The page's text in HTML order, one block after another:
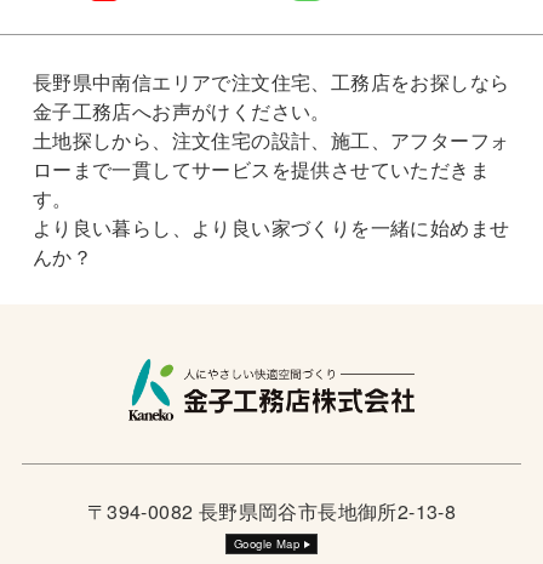
長野県中南信エリアで注文住宅、工務店をお探しなら
金子工務店へお声がけください。
土地探しから、注文住宅の設計、施工、アフターフォ
ローまで一貫してサービスを提供させていただきま
す。
より良い暮らし、より良い家づくりを一緒に始めませ
んか？
〒394-0082 長野県岡谷市長地御所2-13-8
Google Map